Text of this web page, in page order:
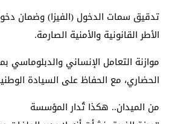
​تدقيق سمات الدخول (الفيزا) وضمان
الأطر القانونية والأمنية الصارمة.
​موازنة التعامل الإنساني والدبلوماسي
الحضاري، مع الحفاظ على السيادة
​من الميدان.. هكذا تُدار المؤسسة